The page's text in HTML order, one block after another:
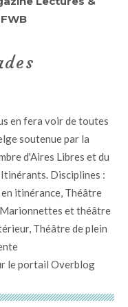
en fera voir de toutes
soutenue par la
d'Aires Libres et du
Disciplines :
itinérance, Théâtre
et théâtre
Théâtre de plein
le portail Overblog